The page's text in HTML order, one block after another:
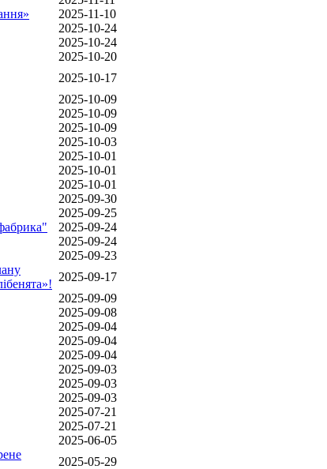
2025-11-10
2025-10-24
2025-10-24
2025-10-20
2025-10-17
2025-10-09
2025-10-09
2025-10-09
2025-10-03
2025-10-01
2025-10-01
2025-10-01
2025-09-30
2025-09-25
2025-09-24
2025-09-24
2025-09-23
2025-09-17
2025-09-09
2025-09-08
2025-09-04
2025-09-04
2025-09-04
2025-09-03
2025-09-03
2025-09-03
2025-07-21
2025-07-21
2025-06-05
2025-05-29